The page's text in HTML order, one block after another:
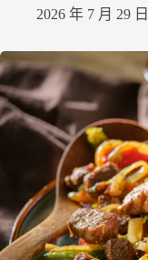
2026 年 7 月 29 日